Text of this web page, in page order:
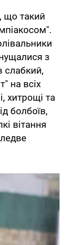
що такий
з
слабкий,
на всіх
хитрощі та
болбоїв,
вітання
ледве